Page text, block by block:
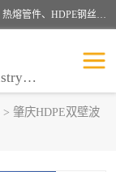
深圳市鑫润通管业有限公司专业生产批发：HDPE管材、热熔管件、HDPE钢丝骨架管、电熔管件、HDPE双壁波纹管、MPP电力管、井盖、PVC管材管件、PPR管材管件等；公司自创建以来，始终秉承“团结、务实、创新、守信”的服务宗旨，凭借专业的服务以及多年的勤奋拼搏，发展成为一家专业销售各种管材管件，绝缘电工套管及配件等系列产品的贸易公司。
Shenzhen Xinruntong Pipe Industry Co., Ltd
> 肇庆HDPE双壁波